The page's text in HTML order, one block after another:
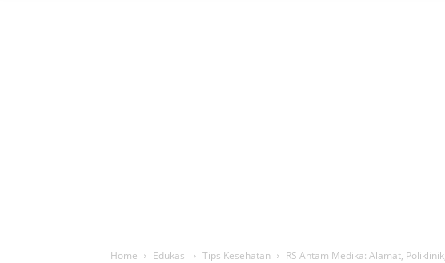
Home Edukasi Tips Kesehatan RS Antam Medika: Alamat,